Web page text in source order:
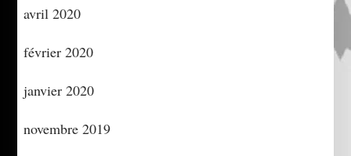
avril 2020
février 2020
janvier 2020
novembre 2019